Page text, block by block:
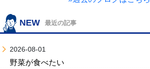
NEW 最近の記事
2026-08-01
野菜が食べたい